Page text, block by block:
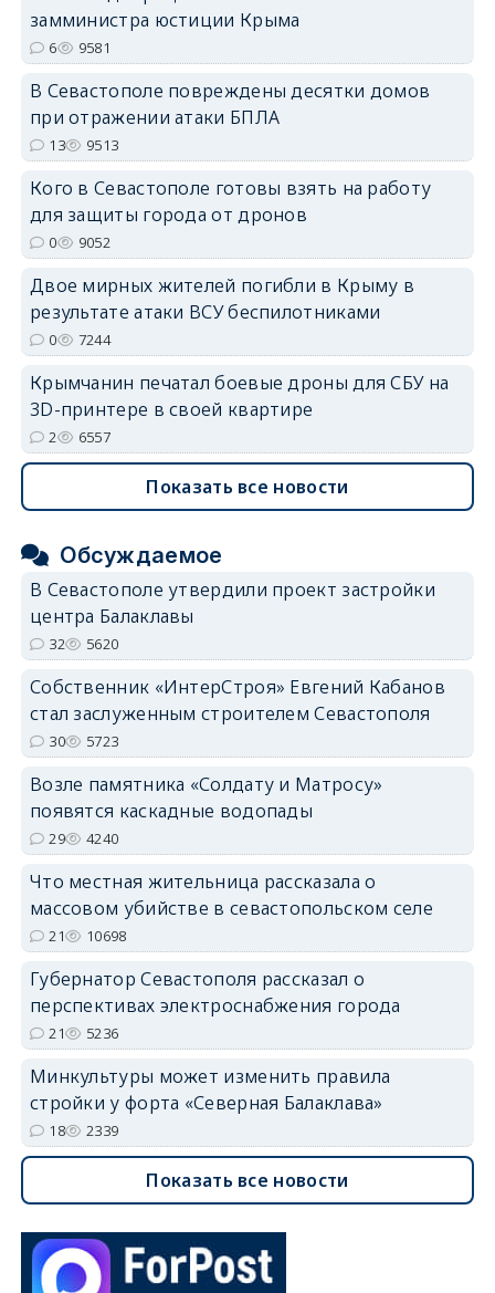
замминистра юстиции Крыма
6 9581
В Севастополе повреждены десятки домов
при отражении атаки БПЛА
13 9513
Кого в Севастополе готовы взять на работу
для защиты города от дронов
0 9052
Двое мирных жителей погибли в Крыму в
результате атаки ВСУ беспилотниками
0 7244
Крымчанин печатал боевые дроны для СБУ на
3D-принтере в своей квартире
2 6557
Показать все новости
Обсуждаемое
В Севастополе утвердили проект застройки
центра Балаклавы
32 5620
Собственник «ИнтерСтроя» Евгений Кабанов
стал заслуженным строителем Севастополя
30 5723
Возле памятника «Солдату и Матросу»
появятся каскадные водопады
29 4240
Что местная жительница рассказала о
массовом убийстве в севастопольском селе
21 10698
Губернатор Севастополя рассказал о
перспективах электроснабжения города
21 5236
Минкультуры может изменить правила
стройки у форта «Северная Балаклава»
18 2339
Показать все новости